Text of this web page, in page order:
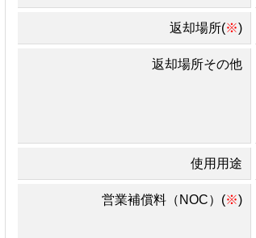
返却場所(※)
返却場所その他
使用用途
営業補償料（NOC）(※)